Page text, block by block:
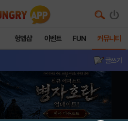
헝앱샵 이벤트 FUN 커뮤니티
글쓰기